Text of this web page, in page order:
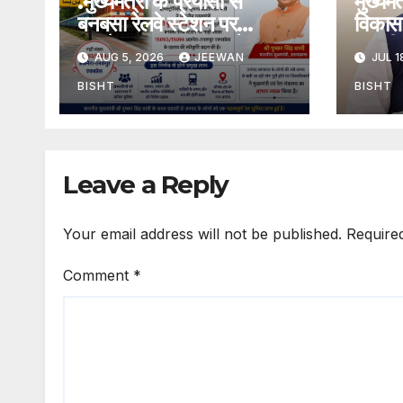
बनबसा रेलवे स्टेशन पर
अछनेरा-टनकपुर एक्सप्रेस का
ठहराव हुआ स्वीकृत
AUG 5, 2026 JEEWAN
BISHT
मार्ग
JUL
BISHT
Leave a Reply
Your email address will not be published.
Comment *